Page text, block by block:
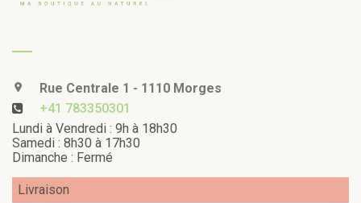
Rue Centrale 1 - 1110 Morges
+41 783350301
Lundi à Vendredi : 9h à 18h30
Samedi : 8h30 à 17h30
Dimanche : Fermé
Livraison